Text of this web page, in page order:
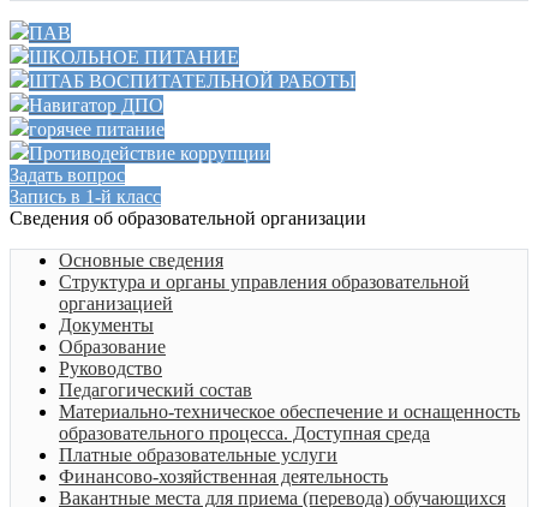
ПАВ
ШКОЛЬНОЕ ПИТАНИЕ
ШТАБ ВОСПИТАТЕЛЬНОЙ РАБОТЫ
Навигатор ДПО
горячее питание
Противодействие коррупции
Задать вопрос
Запись в 1-й класс
Cведения об образовательной организации
Основные сведения
Структура и органы управления образовательной
организацией
Документы
Образование
Руководство
Педагогический состав
Материально-техническое обеспечение и оснащенность
образовательного процесса. Доступная среда
Платные образовательные услуги
Финансово-хозяйственная деятельность
Вакантные места для приема (перевода) обучающихся